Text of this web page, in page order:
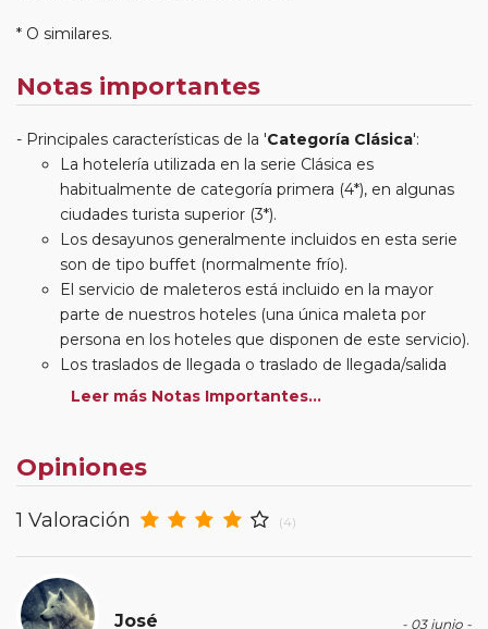
* O similares.
Notas importantes
Principales características de la 'Categoría Clásica':
La hotelería utilizada en la serie Clásica es
habitualmente de categoría primera (4*), en algunas
ciudades turista superior (3*).
Los desayunos generalmente incluidos en esta serie
son de tipo buffet (normalmente frío).
El servicio de maleteros está incluido en la mayor
parte de nuestros hoteles (una única maleta por
persona en los hoteles que disponen de este servicio).
Los traslados de llegada o traslado de llegada/salida
estarán incluidos según itinerario.
suplemento de media pensión (incluirá un número de
almuerzos o cenas señalado en su itinerario).
En muchos itinerarios le incluimos algunas cenas. En
mientras que en viajes regionales y otros viajes
incluimos muchas de las entradas. En todos los
Leer más Notas Importantes...
Opiniones
1 Valoración (4)
- 03 junio -
José